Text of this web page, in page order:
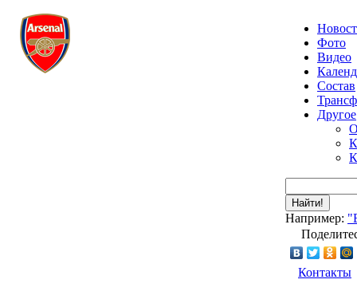
Фото
Видео
Состав
Другое
Найти!
Например:
Контакты